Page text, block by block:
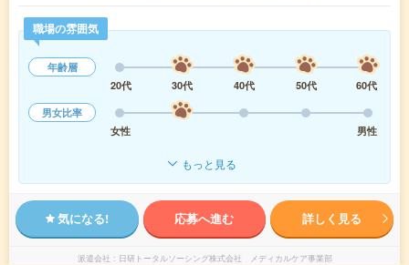
職場の雰囲気
年齢層
20代
30代 40代 50代
60代
男女比率
女性
男性
もっと見る
気になる! 応募へ進む 詳しく見る
派遣会社 日研トータルソーシング株式会社 メディカルケア事業部